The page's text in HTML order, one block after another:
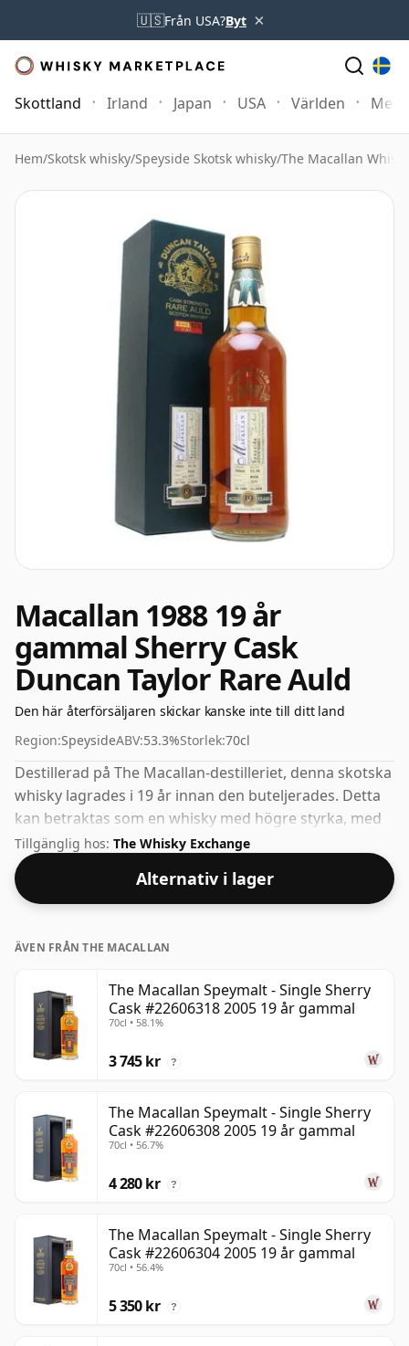
🇺🇸Från USA?Byt ×
Skottland Irland Japan USA Världen Mer
Hem/Skotsk whisky/Speyside Skotsk whisky/The Macallan Whisky
Macallan 1988 19 år
gammal Sherry Cask
Duncan Taylor Rare Auld
Den här återförsäljaren skickar kanske inte till ditt land
Region:SpeysideABV:53.3%Storlek:70cl
Destillerad på The Macallan-destilleriet, denna skotska
whisky lagrades i 19 år innan den buteljerades. Detta
kan betraktas som en whisky med högre styrka, med
ett ABV på 53,3 %. Kommer i den vanliga
tappningsstorleken på 70cl.
Tillgänglig hos: The Whisky Exchange
Alternativ i lager
ÄVEN FRÅN THE MACALLAN
The Macallan Speymalt - Single Sherry
Cask #22606318 2005 19 år gammal
70cl • 58.1%
3 745 kr ?
The Macallan Speymalt - Single Sherry
Cask #22606308 2005 19 år gammal
70cl • 56.7%
4 280 kr ?
The Macallan Speymalt - Single Sherry
Cask #22606304 2005 19 år gammal
70cl • 56.4%
5 350 kr ?